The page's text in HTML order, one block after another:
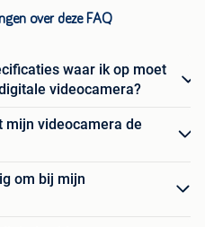
over deze FAQ
waar ik op moet
videocamera?
mijn videocamera de
om bij mijn